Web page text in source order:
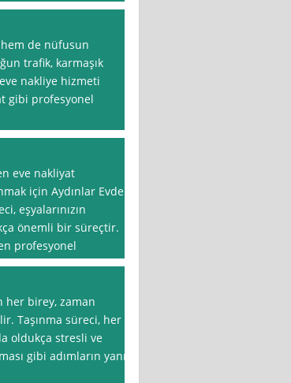
hem de nüfusun
trafik, karmaşık
nakliye hizmeti
gibi profesyonel
eve nakliyat
için Aydınlar Evden
eşyalarınızın
önemli bir süreçtir.
profesyonel
her birey, zaman
Taşınma süreci, her
oldukça stresli ve
gibi adımların yanı